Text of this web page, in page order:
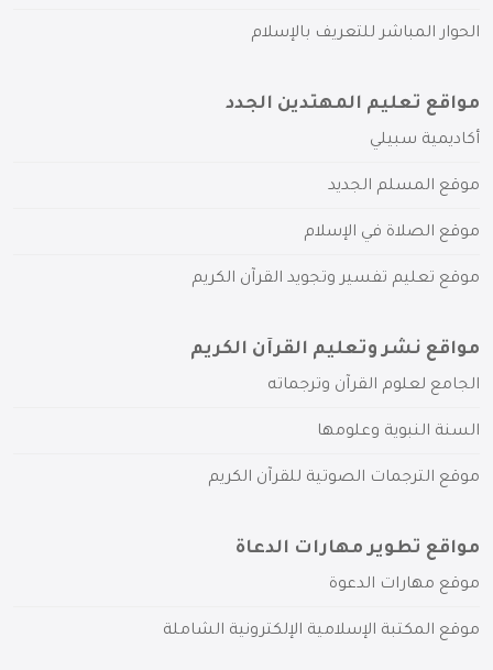
الحوار المباشر للتعريف بالإسلام
مواقع تعليم المهتدين الجدد
أكاديمية سبيلي
موقع المسلم الجديد
موقع الصلاة في الإسلام
موقع تعليم تفسير وتجويد القرآن الكريم
مواقع نشر وتعليم القرآن الكريم
الجامع لعلوم القرآن وترجماته
السنة النبوية وعلومها
موقع الترجمات الصوتية للقرآن الكريم
مواقع تطوير مهارات الدعاة
موقع مهارات الدعوة
موقع المكتبة الإسلامية الإلكترونية الشاملة